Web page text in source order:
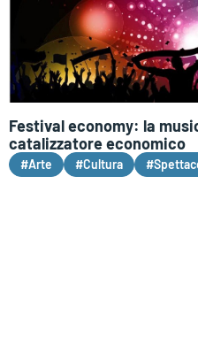
Festival economy: la
catalizzatore economico
#Arte #Cultura